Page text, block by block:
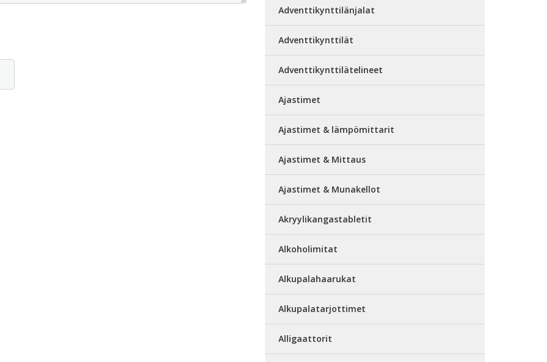
Adventtikynttilänjalat
Adventtikynttilät
Adventtikynttilätelineet
Ajastimet
Ajastimet & lämpömittarit
Ajastimet & Mittaus
Ajastimet & Munakellot
Akryylikangastabletit
Alkoholimitat
Alkupalahaarukat
Alkupalatarjottimet
Alligaattorit